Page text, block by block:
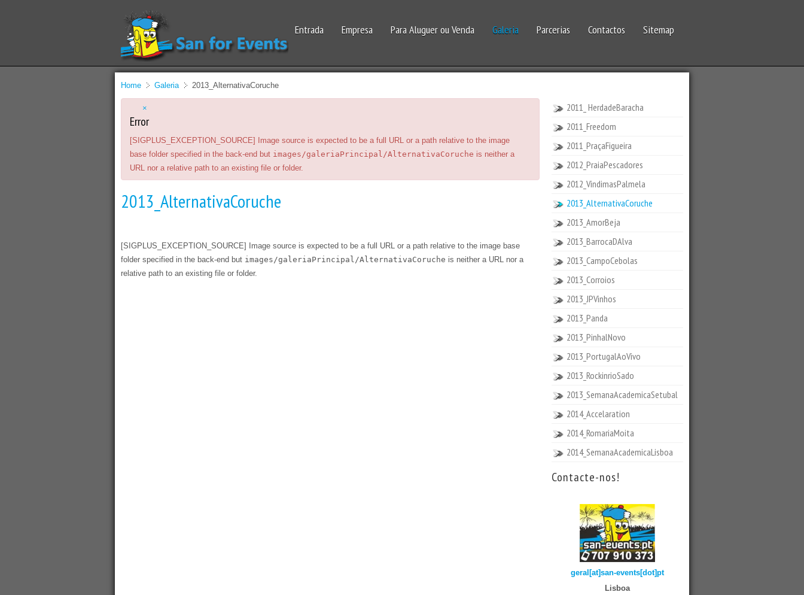
Entrada Empresa Para Aluguer ou Venda Galeria Parcerias Contactos Sitemap
Home Galeria 2013_AlternativaCoruche
×
Error
[SIGPLUS_EXCEPTION_SOURCE] Image source is expected to be a full URL or a path relative to the image
base folder specified in the back-end but images/galeriaPrincipal/AlternativaCoruche is neither a
URL nor a relative path to an existing file or folder.
2013_AlternativaCoruche
[SIGPLUS_EXCEPTION_SOURCE] Image source is expected to be a full URL or a path relative to the image base
folder specified in the back-end but images/galeriaPrincipal/AlternativaCoruche is neither a URL nor a
relative path to an existing file or folder.
2011_ HerdadeBaracha
2011_Freedom
2011_PraçaFigueira
2012_PraiaPescadores
2012_VindimasPalmela
2013_AlternativaCoruche
2013_AmorBeja
2013_BarrocaDAlva
2013_CampoCebolas
2013_Corroios
2013_JPVinhos
2013_Panda
2013_PinhalNovo
2013_PortugalAoVivo
2013_RockinrioSado
2013_SemanaAcademicaSetubal
2014_Accelaration
2014_RomariaMoita
2014_SemanaAcademicaLisboa
Contacte-nos!
geral[at]san-events[dot]pt
Lisboa